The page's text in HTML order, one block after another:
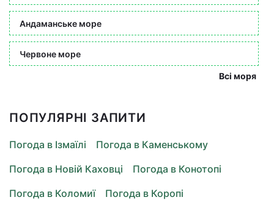
Андаманське море
Червоне море
Всі моря
ПОПУЛЯРНІ ЗАПИТИ
Погода в Ізмаїлі
Погода в Каменському
Погода в Новій Каховці
Погода в Конотопі
Погода в Коломиї
Погода в Коропі